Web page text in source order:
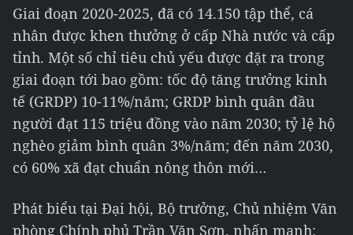
Giai đoạn 2020-2025, đã có 14.150 tập thể, cá
nhân được khen thưởng ở cấp Nhà nước và cấp
tỉnh. Một số chỉ tiêu chủ yếu được đặt ra trong
giai đoạn tới bao gồm: tốc độ tăng trưởng kinh
tế (GRDP) 10-11%/năm; GRDP bình quân đầu
người đạt 115 triệu đồng vào năm 2030; tỷ lệ hộ
nghèo giảm bình quân 3%/năm; đến năm 2030,
có 60% xã đạt chuẩn nông thôn mới…
Phát biểu tại Đại hội, Bộ trưởng, Chủ nhiệm Văn
phòng Chính phủ Trần Văn Sơn, nhấn mạnh: